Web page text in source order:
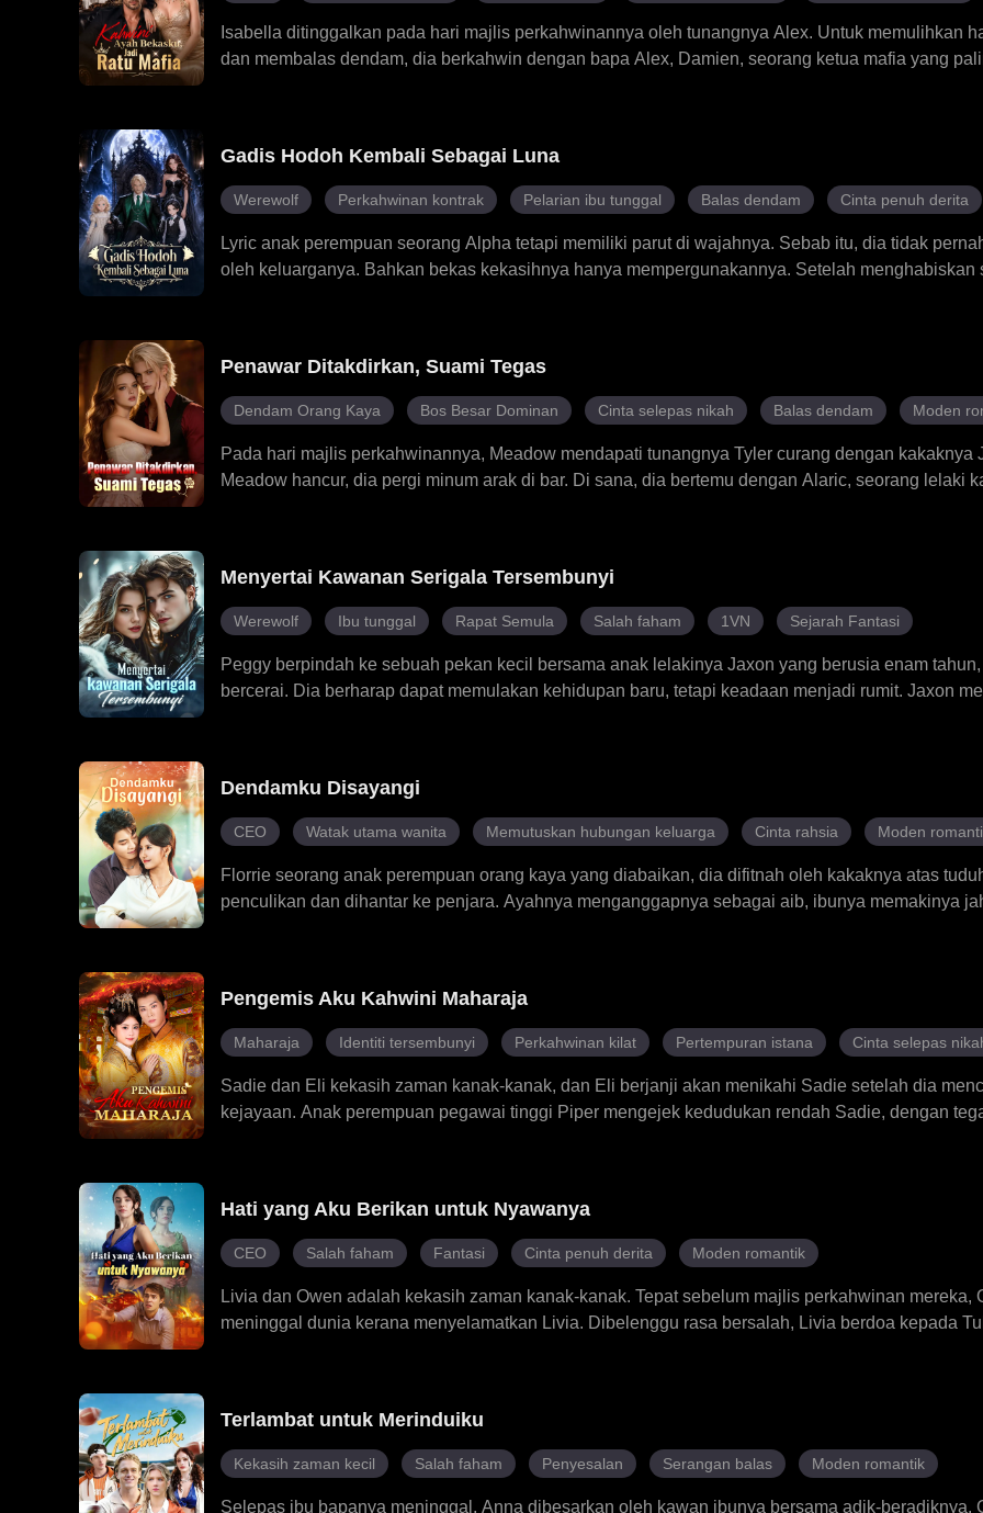
mereka runtuh juga. Tiada lagi rahsia, hanya mereka berdua.
Isabella ditinggalkan pada hari majlis perkahwinannya oleh tunangnya Alex. Untuk memulihkan
dan membalas dendam, dia berkahwin dengan bapa Alex, Damien, seorang ketua mafia yang
Sepanjang perjalanannya, perkahwinan kontrak yang dingin dengan Damien itu berubah menjadi
nyata, kuat dan tidak tergoyahkan.
Gadis Hodoh Kembali Sebagai Luna
Werewolf Perkahwinan kontrak Pelarian ibu tunggal Balas dendam Cinta penuh derita
Lyric anak perempuan seorang Alpha tetapi memiliki parut di wajahnya. Sebab itu, dia tidak
oleh keluarganya. Bahkan bekas kekasihnya hanya mempergunakannya. Setelah menghabiskan
anak kembar Jaris sebenarnya anak-anak kandung nya. Selain itu, dia terpaksa berhadapan
palsunya yang penuh muslihat dan tipu daya, serta sebuah organisasi rahsia yang menginginkan
biasanya. Selama itu, Jaris sentiasa ada di sisinya.
Penawar Ditakdirkan, Suami Tegas
Dendam Orang Kaya Bos Besar Dominan Cinta selepas nikah Balas dendam Moden
Pada hari majlis perkahwinannya, Meadow mendapati tunangnya Tyler curang dengan kakaknya
Meadow hancur, dia pergi minum arak di bar. Di sana, dia bertemu dengan Alaric, seorang lelaki
Meadow dan Alaric mula mempunyai rasa cinta yang tulus antara satu sama lain, lebih banyak
muncul.
Menyertai Kawanan Serigala Tersembunyi
Werewolf Ibu tunggal Rapat Semula Salah faham 1VN Sejarah Fantasi
Peggy berpindah ke sebuah pekan kecil bersama anak lelakinya Jaxon yang berusia enam
bercerai. Dia berharap dapat memulakan kehidupan baru, tetapi keadaan menjadi rumit. Jaxon
ditakdirkan menjadi pewaris mereka. Pemburu dan bekas suaminya Greg asyik menghantui
dan Jaxon, sehingga memaksa mereka terpaksa menjadi sebahagian daripada kawanan serigala
Dendamku Disayangi
CEO Watak utama wanita Memutuskan hubungan keluarga Cinta rahsia Moden
Florrie seorang anak perempuan orang kaya yang diabaikan, dia difitnah oleh kakaknya atas
penculikan dan dihantar ke penjara. Ayahnya menganggapnya sebagai aib, ibunya memakinya
kehidupannya, menghangatkan dan menyembuhkan dia secara diam-diam. Bersama Clayton,
dengan cara yang istimewa dan mendalam.
Pengemis Aku Kahwini Maharaja
Maharaja Identiti tersembunyi Perkahwinan kilat Pertempuran istana Cinta selepas
Sadie dan Eli kekasih zaman kanak-kanak, dan Eli berjanji akan menikahi Sadie setelah dia
kejayaan. Anak perempuan pegawai tinggi Piper mengejek kedudukan rendah Sadie, dengan
biasa.
Hati yang Aku Berikan untuk Nyawanya
CEO Salah faham Fantasi Cinta penuh derita Moden romantik
Livia dan Owen adalah kekasih zaman kanak-kanak. Tepat sebelum majlis perkahwinan mereka,
meninggal dunia kerana menyelamatkan Livia. Dibelenggu rasa bersalah, Livia berdoa kepada
terbongkar – bahawa Livia adalah orang yang menyelamatkan nyawa Cassian – dan Livia bersiap
Cassian dihantui rasa kesal dan mula dengan usaha gigih untuk menawan kembali hati Livia.
kini lebih fokus dalam membantu Owen mendapatkan semula ingatannya. Apakah pilihan yang
Livia?
Terlambat untuk Merinduiku
Kekasih zaman kecil Salah faham Penyesalan Serangan balas Moden romantik
Selepas ibu bapanya meninggal, Anna dibesarkan oleh kawan ibunya bersama adik-beradiknya,